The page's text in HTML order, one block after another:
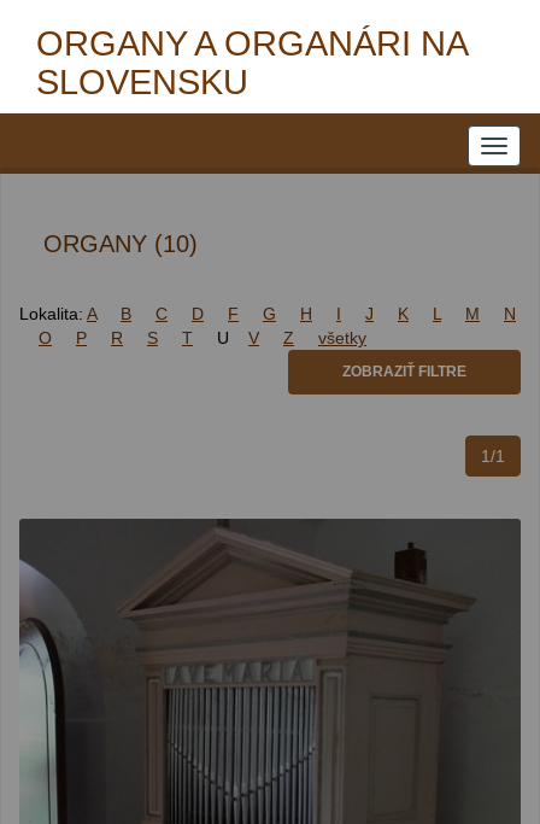
ORGANY A ORGANÁRI NA
SLOVENSKU
ORGANY (10)
Lokalita: A B C D F G H I J K L M
N
O
P R S T U V Z všetky
ZOBRAZIŤ FILTRE
1/1